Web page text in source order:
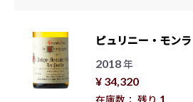
ピュリニー・モン
2018年
¥ 34,320
在庫数： 残り 1